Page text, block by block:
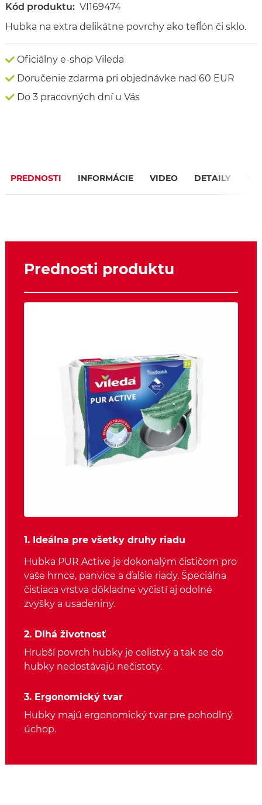
Kód produktu: VI169474
Hubka na extra delikátne povrchy ako tefĺón či sklo.
Oficiálny e-shop Vileda
Doručenie zdarma pri objednávke nad 60 EUR
Do 3 pracovných dní u Vás
PREDNOSTI INFORMÁCIE VIDEO DETAILY
Prednosti produktu
1. Ideálna pre všetky druhy riadu
Hubka PUR Active je dokonalým čističom pro
vaše hrnce, panvice a ďalšie riady. Špeciálna
čistiaca vrstva dôkladne vyčistí aj odolné
zvyšky a usadeniny.
2. Dlhá životnosť
Hrubší povrch hubky je celistvý a tak se do
hubky nedostávajú nečistoty.
3. Ergonomický tvar
Hubky majú ergonomický tvar pre pohodlný
úchop.